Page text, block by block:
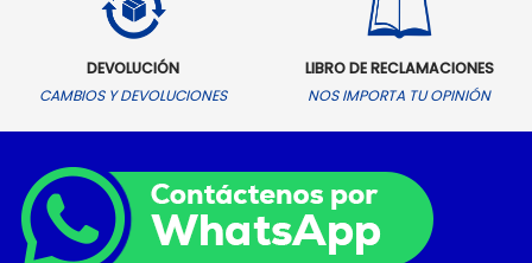
DEVOLUCIÓN
CAMBIOS Y DEVOLUCIONES
LIBRO DE RECLAMACIONES
NOS IMPORTA TU OPINIÓN